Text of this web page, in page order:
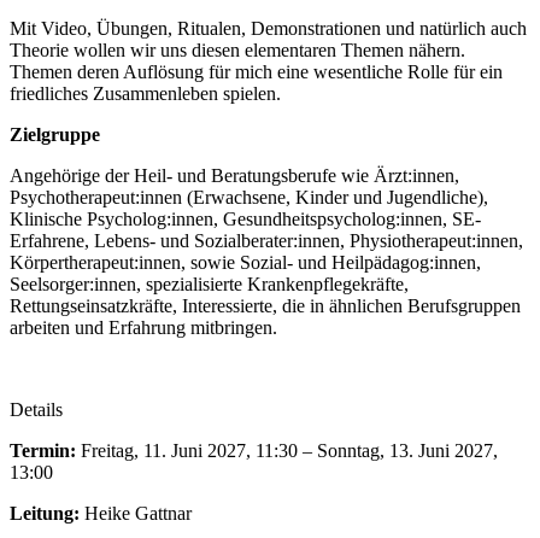
Mit Video, Übungen, Ritualen, Demonstrationen und natürlich auch
Theorie wollen wir uns diesen elementaren Themen nähern.
Themen deren Auflösung für mich eine wesentliche Rolle für ein
friedliches Zusammenleben spielen.
Zielgruppe
Angehörige der Heil- und Beratungsberufe wie Ärzt:innen,
Psychotherapeut:innen (Erwach­sene, Kinder und Jugendliche),
Klinische Psycholog:innen, Gesundheitspsycholog:innen, SE-
Erfahrene, Lebens- und Sozialberater:innen, Physiotherapeut:innen,
Körpertherapeut:innen, sowie Sozial- und Heilpädagog:innen,
Seelsor­ger:innen, spezialisierte Krankenpflegekräfte,
Rettungseinsatzkräfte, Interessierte, die in ähnlichen Berufsgruppen
arbeiten und Erfahrung mitbringen.
Details
Termin: Freitag, 11. Juni 2027, 11:30 – Sonntag, 13. Juni 2027,
13:00
Leitung: Heike Gattnar